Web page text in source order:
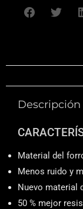
Descripción
Material del
Menos ruido y
Nuevo material
50 % mejor